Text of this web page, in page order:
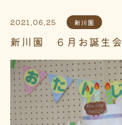
2021.06.25 新川園
新川園 ６月お誕生会